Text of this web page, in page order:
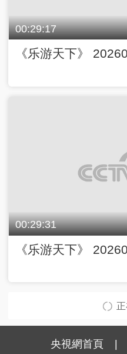
00:29:17
《乐游天下》
00:29:31
《乐游天下》
央視網首頁